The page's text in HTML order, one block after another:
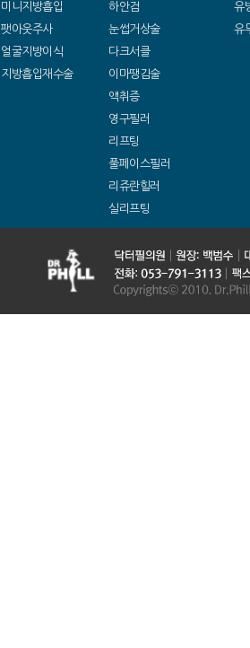
미니지방흡입
팻아웃주사
얼굴지방이식
지방흡입재수술
하안검
눈썹거상술
다크서클
이마땡김술
액취증
영구필러
리프팅
풀페이스필러
리쥬란힐러
실리프팅
유
유